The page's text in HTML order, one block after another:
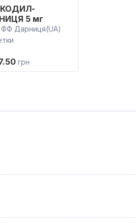
5 мг
Дарниця(UA)
грн